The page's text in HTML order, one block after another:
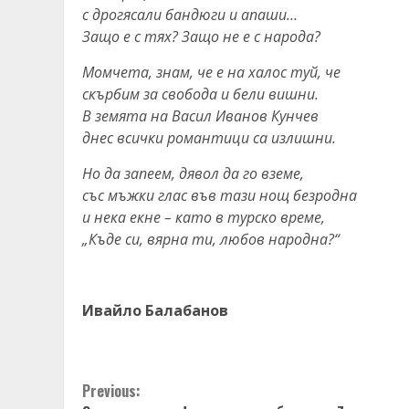
с дрогясали бандюги и апаши…
Защо е с тях? Защо не е с народа?
Момчета, знам, че е на халос туй, че
скърбим за свобода и бели вишни.
В земята на Васил Иванов Кунчев
днес всички романтици са излишни.
Но да запеем, дявол да го вземе,
със мъжки глас във тази нощ безродна
и нека екне – като в турско време,
„Къде си, вярна ти, любов народна?“
Ивайло Балабанов
Continue
Previous: